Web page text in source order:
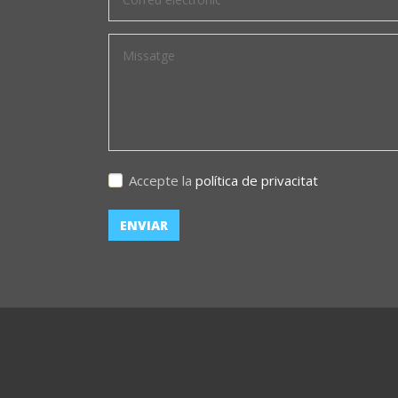
Accepte la política de privacitat